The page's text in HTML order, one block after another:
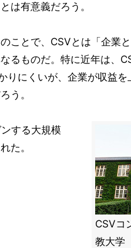
は有意義だろう。
ことで、CSVとは「企業
るものだ。特に近年は、
りにくいが、企業が収益
う。
CSVコ
教大学
する大規模
た。